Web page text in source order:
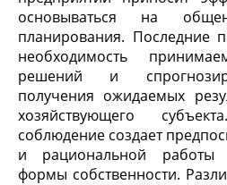
основываться на
планирования. Последние
необходимость
решений и
получения ожидаемых
хозяйствующего
соблюдение создает
и рациональной работы
формы собственности.